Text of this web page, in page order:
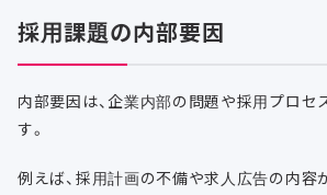
採用課題の内部要因
内部要因は、企業内部の問題や採用プロセ
す。
例えば、採用計画の不備や求人広告の内容